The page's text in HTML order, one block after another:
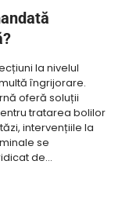
la nivelul
îngrijorare.
oferă soluții
tratarea bolilor
intervențiile la
se
de…